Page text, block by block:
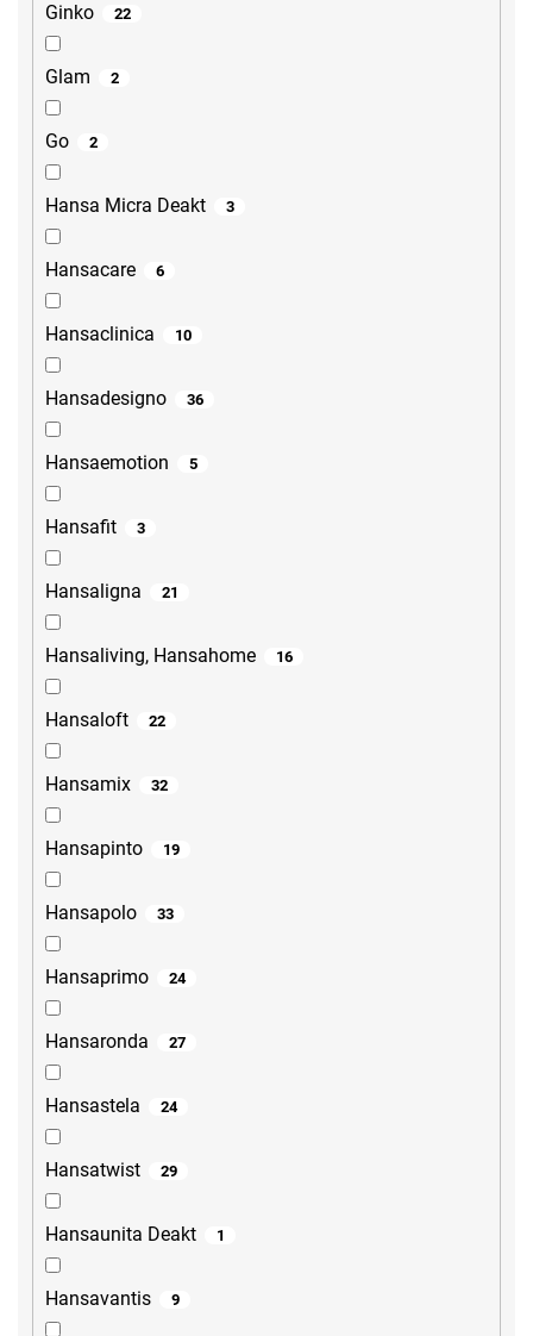
Ginko 22
Glam 2
Go 2
Hansa Micra Deakt 3
Hansacare 6
Hansaclinica 10
Hansadesigno 36
Hansaemotion 5
Hansafit 3
Hansaligna 21
Hansaliving, Hansahome 16
Hansaloft 22
Hansamix 32
Hansapinto 19
Hansapolo 33
Hansaprimo 24
Hansaronda 27
Hansastela 24
Hansatwist 29
Hansaunita Deakt 1
Hansavantis 9